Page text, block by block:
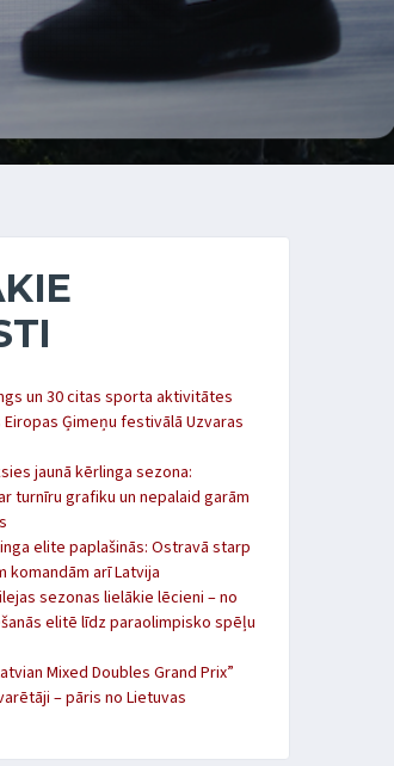
un 30 citas sporta aktivitātes
Ģimeņu festivālā Uzvaras
jaunā kērlinga sezona:
turnīru grafiku un nepalaid garām
elite paplašinās: Ostravā starp
komandām arī Latvija
sezonas lielākie lēcieni – no
elitē līdz paraolimpisko spēļu
Mixed Doubles Grand Prix”
– pāris no Lietuvas